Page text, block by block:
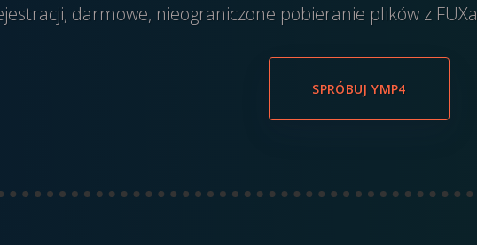
darmowe, nieograniczone pobieranie plików z
SPRÓBUJ YMP4